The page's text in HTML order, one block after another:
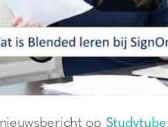
op Studytube